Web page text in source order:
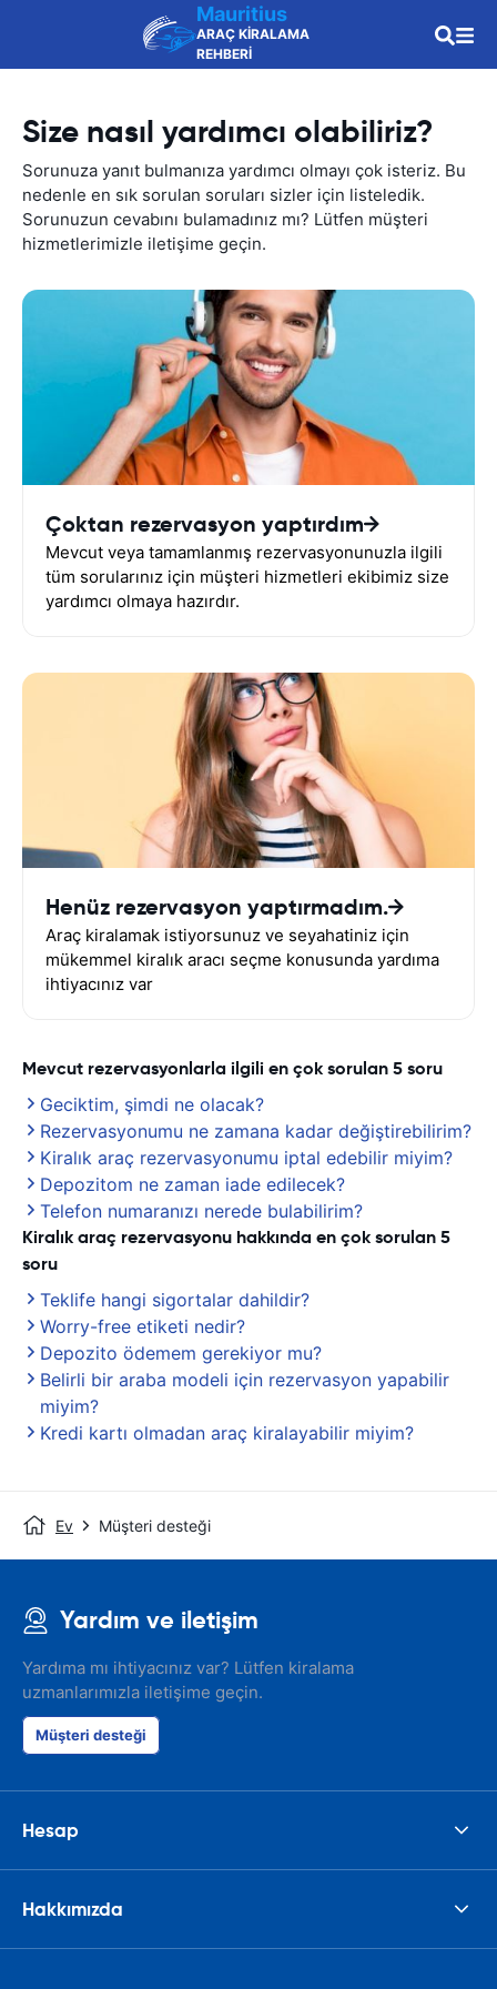
Mauritius
ARAÇ KİRALAMA
REHBERİ
Size nasıl yardımcı olabiliriz?
Sorunuza yanıt bulmanıza yardımcı olmayı çok isteriz. Bu
nedenle en sık sorulan soruları sizler için listeledik.
Sorunuzun cevabını bulamadınız mı? Lütfen müşteri
hizmetlerimizle iletişime geçin.
Çoktan rezervasyon yaptırdım
Mevcut veya tamamlanmış rezervasyonunuzla ilgili
tüm sorularınız için müşteri hizmetleri ekibimiz size
yardımcı olmaya hazırdır.
Henüz rezervasyon yaptırmadım.
Araç kiralamak istiyorsunuz ve seyahatiniz için
mükemmel kiralık aracı seçme konusunda yardıma
ihtiyacınız var
Mevcut rezervasyonlarla ilgili en çok sorulan 5 soru
Geciktim, şimdi ne olacak?
Rezervasyonumu ne zamana kadar değiştirebilirim?
Kiralık araç rezervasyonumu iptal edebilir miyim?
Depozitom ne zaman iade edilecek?
Telefon numaranızı nerede bulabilirim?
Kiralık araç rezervasyonu hakkında en çok sorulan 5
soru
Teklife hangi sigortalar dahildir?
Worry-free etiketi nedir?
Depozito ödemem gerekiyor mu?
Belirli bir araba modeli için rezervasyon yapabilir
miyim?
Kredi kartı olmadan araç kiralayabilir miyim?
Ev Müşteri desteği
Yardım ve iletişim
Yardıma mı ihtiyacınız var? Lütfen kiralama
uzmanlarımızla iletişime geçin.
Müşteri desteği
Hesap
Hakkımızda